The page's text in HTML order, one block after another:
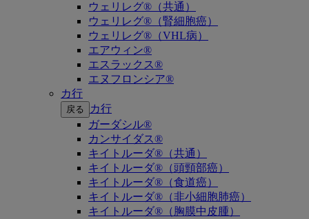
ウェリレグ®（共通）
ウェリレグ®（腎細胞癌）
ウェリレグ®（VHL病）
エアウィン®
エスラックス®
エヌフロンシア®
カ行
戻る
カ行
ガーダシル®
カンサイダス®
キイトルーダ®（共通）
キイトルーダ®（頭頸部癌）
キイトルーダ®（食道癌）
キイトルーダ®（非小細胞肺癌）
キイトルーダ®（胸膜中皮腫）